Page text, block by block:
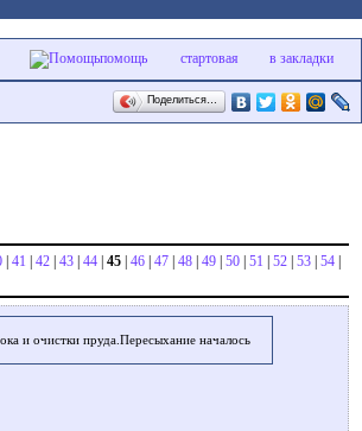
помощь стартовая в закладки
Поделиться…
41 42 43 44 45 46 47 48 49 50 51 52 53 54
и очистки пруда.Пересыхание началось